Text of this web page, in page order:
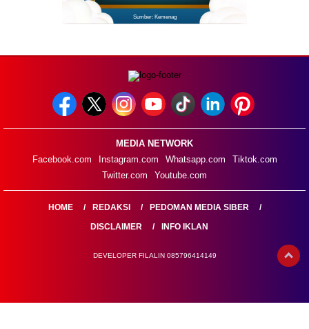
Sumber: Kemenag
MEDIA NETWORK
Facebook.com
Instagram.com Whatsapp.com
Tiktok.com
Twitter.com
Youtube.com
HOME REDAKSI
PEDOMAN MEDIA SIBER
DISCLAIMER
INFO IKLAN
DEVELOPER FILALIN 085796414149